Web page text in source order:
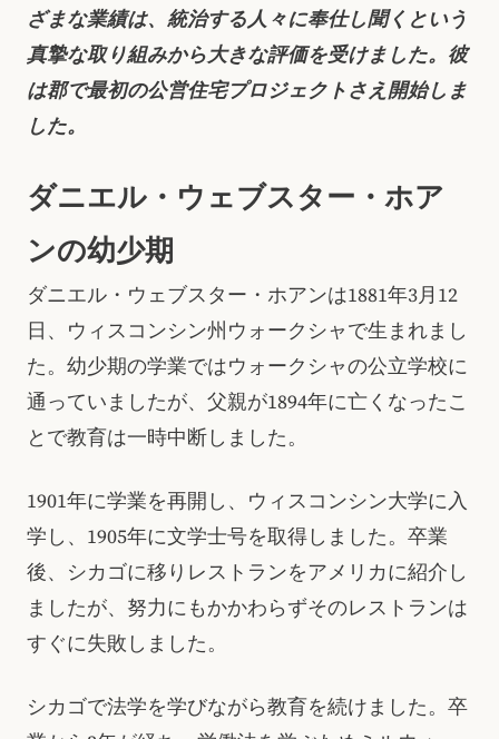
ざまな業績は、統治する人々に奉仕し聞くという
真摯な取り組みから大きな評価を受けました。彼
は郡で最初の公営住宅プロジェクトさえ開始しま
した。
ダニエル・ウェブスター・ホア
ンの幼少期
ダニエル・ウェブスター・ホアンは1881年3月12
日、ウィスコンシン州ウォークシャで生まれまし
た。幼少期の学業ではウォークシャの公立学校に
通っていましたが、父親が1894年に亡くなったこ
とで教育は一時中断しました。
1901年に学業を再開し、ウィスコンシン大学に入
学し、1905年に文学士号を取得しました。卒業
後、シカゴに移りレストランをアメリカに紹介し
ましたが、努力にもかかわらずそのレストランは
すぐに失敗しました。
シカゴで法学を学びながら教育を続けました。卒